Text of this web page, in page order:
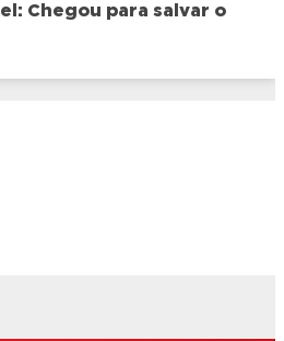
Chegou para salvar o